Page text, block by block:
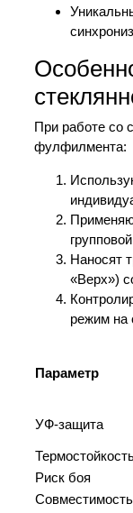
При работе со
фулфилмента:
Наносят
«Верх»)
режим на
Параметр
УФ-защита
Риск боя
Совместимость